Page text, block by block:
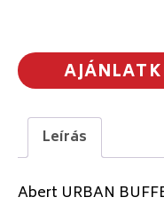
Leírás
Abert URBAN